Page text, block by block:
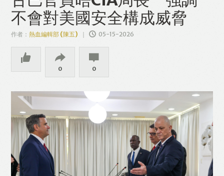
不會對美國安全構成威脅
作者：熱血編輯部 (陳五) 05-15-2026
0 0